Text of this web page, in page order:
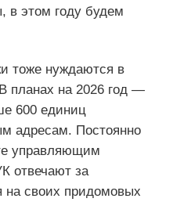
в этом году будем
тоже нуждаются в
планах на 2026 год —
600 единиц
адресам. Постоянно
управляющим
отвечают за
на своих придомовых